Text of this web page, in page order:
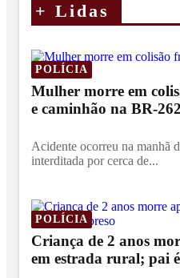
+ Lidas
POLÍCIA
Mulher morre em
e caminhão na BR-262
Acidente ocorreu na manhã
interditada por cerca de...
POLÍCIA
Criança de 2 anos
em estrada rural; pai